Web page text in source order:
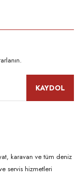
KAYDOL
karavan ve tüm deniz
servis hizmetleri